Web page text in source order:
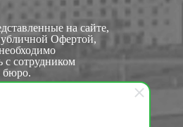
на сайте,
Офертой,
с сотрудником
бюро.
персональных